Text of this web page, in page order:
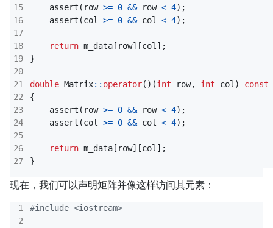
15
16
17
18
19
20
23
24
25
26
27
assert ( row >= 0 && row < 4);
assert (col >= 0 && col < 4);
return m_data [ row][col ];
}
double Matrix:: operator()(int row, int col )
const
{
assert ( row >= 0 && row < 4);
assert (col >= 0 && col < 4);
return m_data [ row][col ];
}
现在，我们可以声明矩阵并像这样访问其元素：
#include <iostream>